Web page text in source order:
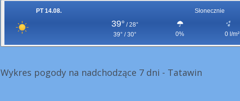
PT 14.08. Słonecznie
39° / 28°
39° / 30°
0% 0 l/m²
Wykres pogody na nadchodzące 7 dni - Tatawin